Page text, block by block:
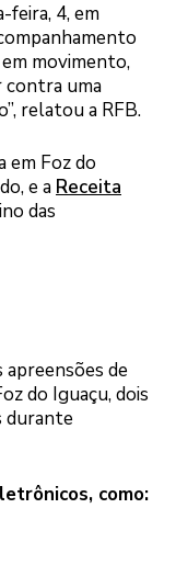
feira, 4, em
movimento,
contra uma
relatou a RFB.
em Foz do
e a Receita
das
de
do Iguaçu, dois
durante
como: